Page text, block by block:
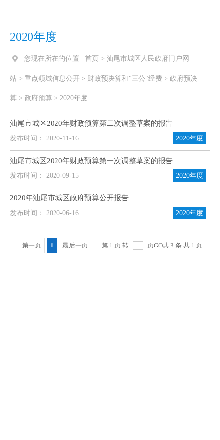
2020年度
您现在所在的位置 : 首页 > 汕尾市城区人民政府门户网
站 > 重点领域信息公开 > 财政预决算和"三公"经费 > 政府预决
算 > 政府预算 > 2020年度
汕尾市城区2020年财政预算第二次调整草案的报告
发布时间： 2020-11-16 2020年度
汕尾市城区2020年财政预算第一次调整草案的报告
发布时间： 2020-09-15 2020年度
2020年汕尾市城区政府预算公开报告
发布时间： 2020-06-16 2020年度
第一页 1 最后一页 第 1 页 转 页GO共 3 条 共 1 页